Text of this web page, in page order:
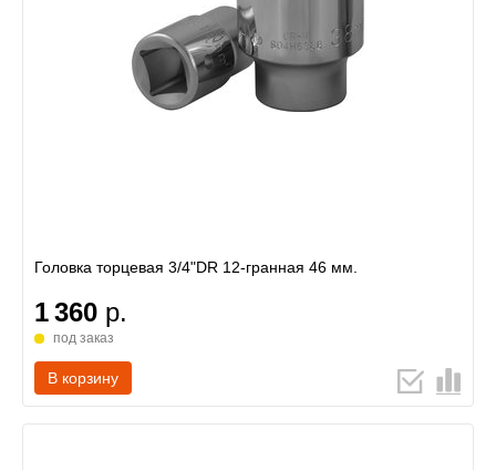
Головка торцевая 3/4"DR 12-гранная 46 мм.
1 360 р.
под заказ
В корзину